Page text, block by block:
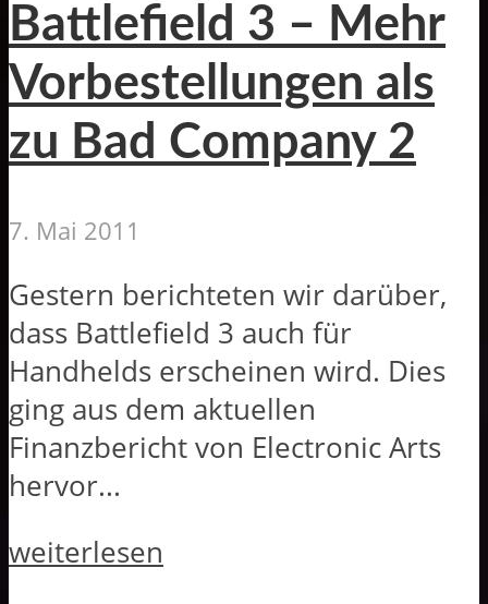
Battlefield 3 – Mehr
Vorbestellungen als
zu Bad Company 2
7. Mai 2011
Gestern berichteten wir darüber,
dass Battlefield 3 auch für
Handhelds erscheinen wird. Dies
ging aus dem aktuellen
Finanzbericht von Electronic Arts
hervor...
weiterlesen